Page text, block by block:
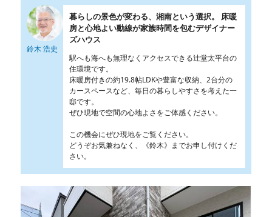
鈴木 浩史
暮らしの景色が変わる、湘南という選択。 床暖
房と心地よい動線が家族時間を包むデザイナー
ズハウス
駅へも海へも無理なくアクセスできる辻堂太平台の
住環境です。
床暖房付きの約19.8帖LDKや豊富な収納、2台分の
カースペースなど、毎日の暮らしやすさを考えた一
邸です。
ぜひ現地で空間の心地よさをご体感ください。
この機会にぜひ現地をご覧ください。
どうぞお気兼ねなく、《鈴木》までお申し付けくだ
さい。